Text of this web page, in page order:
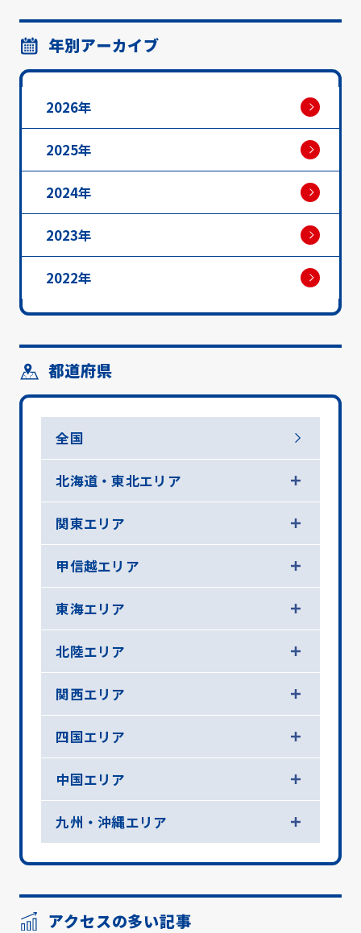
年別アーカイブ
2026年
2025年
2024年
2023年
2022年
都道府県
全国
北海道・東北エリア
関東エリア
甲信越エリア
東海エリア
北陸エリア
関西エリア
四国エリア
中国エリア
九州・沖縄エリア
アクセスの多い記事